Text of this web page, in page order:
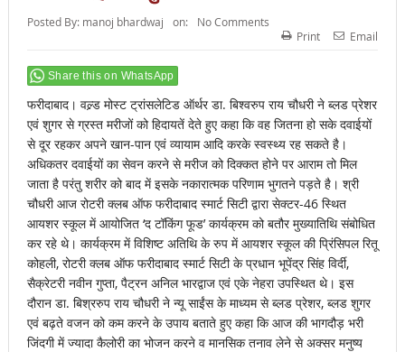
Posted By: manoj bhardwaj on:
No Comments
Print
Email
Share this on WhatsApp
फरीदाबाद। वल्र्ड मोस्ट ट्रांसलेटिड ऑर्थर डा. बिश्वरुप राय चौधरी ने ब्लड प्रेशर
एवं शुगर से ग्रस्त मरीजों को हिदायतें देते हुए कहा कि वह जितना हो सके दवाईयों
से दूर रहकर अपने खान-पान एवं व्यायाम आदि करके स्वस्थ्य रह सकते है।
अधिकतर दवाईयों का सेवन करने से मरीज को दिक्कत होने पर आराम तो मिल
जाता है परंतु शरीर को बाद में इसके नकारात्मक परिणाम भुगतने पड़ते है। श्री
चौधरी आज रोटरी क्लब ऑफ फरीदाबाद स्मार्ट सिटी द्वारा सेक्टर-46 स्थित
आयशर स्कूल में आयोजित ‘द टॉकिंग फूड’ कार्यक्रम को बतौर मुख्यातिथि संबोधित
कर रहे थे। कार्यक्रम में विशिष्ट अतिथि के रुप में आयशर स्कूल की प्रिंसिपल रितू
कोहली, रोटरी क्लब ऑफ फरीदाबाद स्मार्ट सिटी के प्रधान भूपेंद्र सिंह विर्दी,
सैक्रेटरी नवीन गुप्ता, पैट्रन अनिल भारद्वाज एवं एके नेहरा उपस्थित थे। इस
दौरान डा. बिश्ररुप राय चौधरी ने न्यू साईंस के माध्यम से ब्लड प्रेशर, ब्लड शुगर
एवं बढ़ते वजन को कम करने के उपाय बताते हुए कहा कि आज की भागदौड़ भरी
जिंदगी में ज्यादा कैलोरी का भोजन करने व मानसिक तनाव लेने से अक्सर मनुष्य